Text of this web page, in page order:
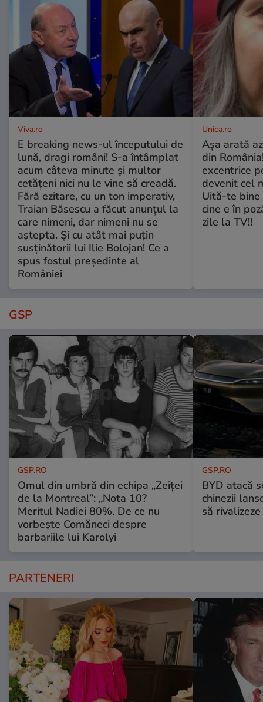
Viva.ro
E breaking news-ul începutului de
lună, dragi români! S-a întâmplat
acum câteva minute și multor
cetățeni nici nu le vine să creadă.
Fără ezitare, cu un ton imperativ,
Traian Băsescu a făcut anunțul la
care nimeni, dar nimeni nu se
aștepta. Și cu atât mai puțin
susținătorii lui Ilie Bolojan! Ce a
spus fostul președinte al
României
Unica.ro
Așa arată
din
excentrice
devenit cel
Uită-te bine
cine e în
zile la TV!!
GSP
GSP.RO
Omul din umbră din echipa „Zeiței
de la Montreal”: „Nota 10?
Meritul Nadiei 80%. De ce nu
vorbește Comăneci despre
barbariile lui Karolyi
GSP.RO
BYD atacă
chinezii
să
PARTENERI